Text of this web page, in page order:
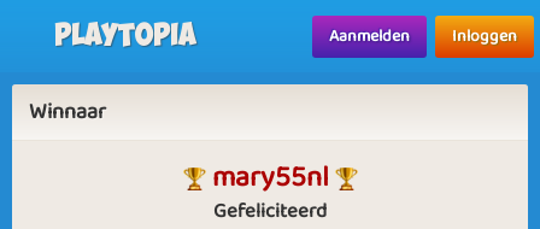
Playtopia Aanmelden Inloggen
Winnaar
mary55nl
Gefeliciteerd